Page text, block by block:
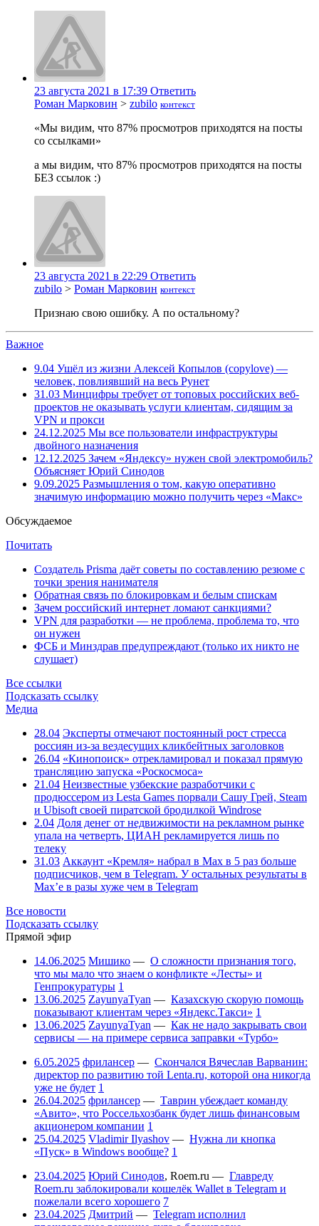
23 августа 2021 в 17:39 Ответить
Роман Марковин > zubilo контекст
«Мы видим, что 87% просмотров приходятся на посты
со ссылками»
а мы видим, что 87% просмотров приходятся на посты
БЕЗ ссылок :)
23 августа 2021 в 22:29 Ответить
zubilo > Роман Марковин контекст
Признаю свою ошибку. А по остальному?
Важное
9.04 Ушёл из жизни Алексей Копылов (copylove) —
человек, повлиявший на весь Рунет
31.03 Минцифры требует от топовых российских веб-
проектов не оказывать услуги клиентам, сидящим за
VPN и прокси
24.12.2025 Мы все пользователи инфраструктуры
двойного назначения
12.12.2025 Зачем «Яндексу» нужен свой электромобиль?
Объясняет Юрий Синодов
9.09.2025 Размышления о том, какую оперативно
значимую информацию можно получить через «Макс»
Обсуждаемое
Почитать
Создатель Prisma даёт советы по составлению резюме с
точки зрения нанимателя
Обратная связь по блокировкам и белым спискам
Зачем российский интернет ломают санкциями?
VPN для разработки — не проблема, проблема то, что
он нужен
ФСБ и Минздрав предупреждают (только их никто не
слушает)
Все ссылки
Подсказать ссылку
Медиа
28.04 Эксперты отмечают постоянный рост стресса
россиян из-за вездесущих кликбейтных заголовков
26.04 «Кинопоиск» отрекламировал и показал прямую
трансляцию запуска «Роскосмоса»
21.04 Неизвестные узбекские разработчики с
продюссером из Lesta Games порвали Сашу Грей, Steam
и Ubisoft своей пиратской бродилкой Windrose
2.04 Доля денег от недвижимости на рекламном рынке
упала на четверть, ЦИАН рекламируется лишь по
телеку
31.03 Аккаунт «Кремля» набрал в Max в 5 раз больше
подписчиков, чем в Telegram. У остальных результаты в
Max’е в разы хуже чем в Telegram
Все новости
Подсказать ссылку
Прямой эфир
14.06.2025 Мишико — О сложности признания того,
что мы мало что знаем о конфликте «Лесты» и
Генпрокуратуры 1
13.06.2025 ZayunyaTyan — Казахскую скорую помощь
показывают клиентам через «Яндекс.Такси» 1
13.06.2025 ZayunyaTyan — Как не надо закрывать свои
сервисы — на примере сервиса заправки «Турбо»
6.05.2025 фрилансер — Скончался Вячеслав Варванин:
директор по развитию той Lenta.ru, которой она никогда
уже не будет 1
26.04.2025 фрилансер — Таврин убеждает команду
«Авито», что Россельхозбанк будет лишь финансовым
акционером компании 1
25.04.2025 Vladimir Ilyashov — Нужна ли кнопка
«Пуск» в Windows вообще? 1
23.04.2025 Юрий Синодов, Roem.ru — Главреду
Roem.ru заблокировали кошелёк Wallet в Telegram и
пожелали всего хорошего 7
23.04.2025 Дмитрий — Telegram исполнил